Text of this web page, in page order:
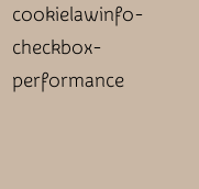
cookielawinfo-
checkbox-
performance